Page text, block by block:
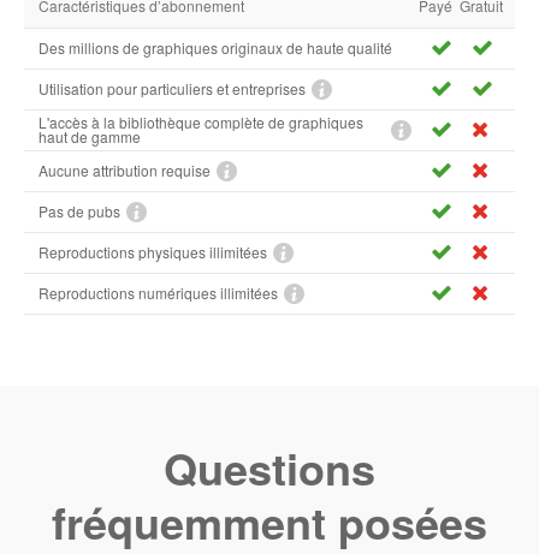
Caractéristiques d’abonnement Payé Gratuit
Des millions de graphiques originaux de haute qualité
Utilisation pour particuliers et entreprises
L'accès à la bibliothèque complète de graphiques
haut de gamme
Aucune attribution requise
Pas de pubs
Reproductions physiques illimitées
Reproductions numériques illimitées
Questions
fréquemment posées